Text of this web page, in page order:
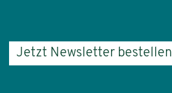
Jetzt Newsletter bestellen